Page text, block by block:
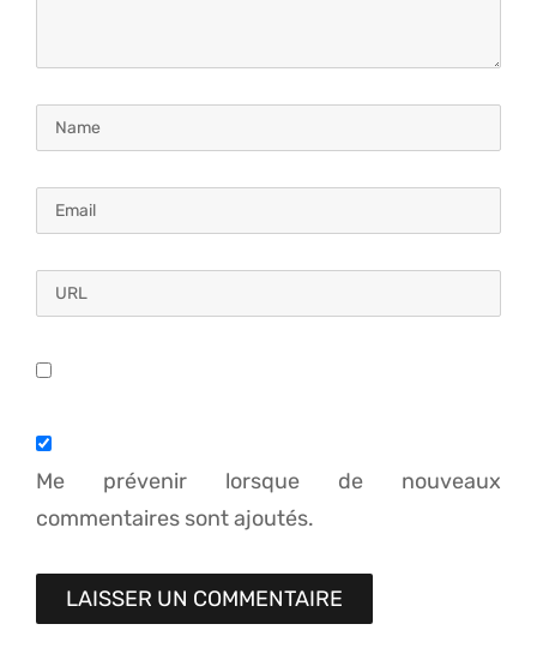
Me prévenir lorsque de nouveaux
commentaires sont ajoutés.